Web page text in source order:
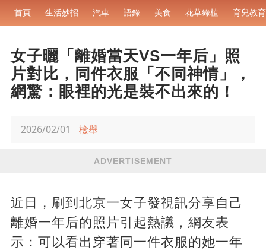
首頁 生活妙招 汽車 語錄 美食 花草綠植 育兒教育
女子曬「離婚當天VS一年后」照
片對比，同件衣服「不同神情」，
網驚：眼裡的光是裝不出來的！
2026/02/01 檢舉
ADVERTISEMENT
近日，刷到北京一女子發視訊分享自己
離婚一年后的照片引起熱議，網友表
示：可以看出穿著同一件衣服的她一年